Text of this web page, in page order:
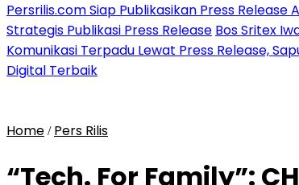
Persrilis.com Siap Publikasikan Press Release
Strategis Publikasi Press Release Bos Sritex
Komunikasi Terpadu Lewat Press Release,
Digital Terbaik
Home / Pers Rilis
“Tech. For Family”: